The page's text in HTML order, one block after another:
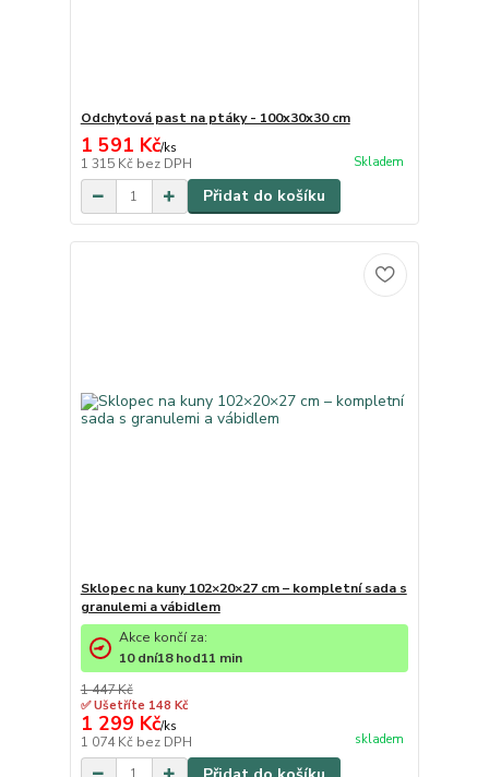
Odchytová past na ptáky - 100x30x30 cm
1 591 Kč/ks
1 315 Kč bez DPH Skladem
Přidat do košíku
Sklopec na kuny 102×20×27 cm – kompletní sada s
granulemi a vábidlem
1 447 Kč
✅ Ušetříte 148 Kč
1 299 Kč/ks
1 074 Kč bez DPH skladem
Akce končí za:
10 dní18hod11 min